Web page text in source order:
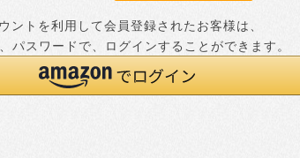
ントを利用して会員登録されたお客様は、
パスワードで、ログインすることができます。